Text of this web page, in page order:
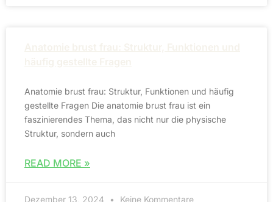
Anatomie brust frau: Struktur, Funktionen und häufig
gestellte Fragen Die anatomie brust frau ist ein
faszinierendes Thema, das nicht nur die physische
Struktur, sondern auch
READ MORE »
Dezember 13, 2024 Keine Kommentare